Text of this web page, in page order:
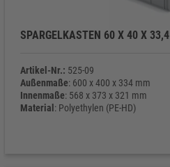
SPARGELKASTEN 60 X 40 X 33,4
Artikel-Nr.: 525-09
Außenmaße: 600 x 400 x 334 mm
Innenmaße: 568 x 373 x 321 mm
Material : Polyethylen (PE-HD)